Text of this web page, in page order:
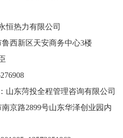
恒热力有限公司
鲁西新区天安商务中心3楼
山东菏投全程管理咨询有限公司
京路2899号山东华泽创业园内